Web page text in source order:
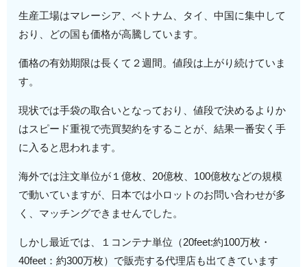
生産工場はマレーシア、ベトナム、タイ、中国に集中して
おり、どの国も価格が高騰しています。
価格の有効期限は長くて２週間。値段は上がり続けていま
す。
現状では手袋の取合いとなっており、値段で決めるよりか
はスピード重視で売買契約をすることが、結果一番安く手
に入ると思われます。
海外では注文単位が１億枚、20億枚、100億枚などの規模
で動いていますが、日本では小ロットのお問い合わせが多
く、マッチングできませんでした。
しかし最近では、１コンテナ単位（20feet:約100万枚・
40feet：約300万枚）で販売する代理店も出てきています